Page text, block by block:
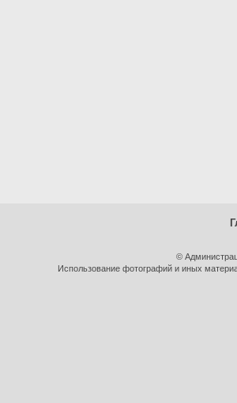
©
Использование фотографий и иных